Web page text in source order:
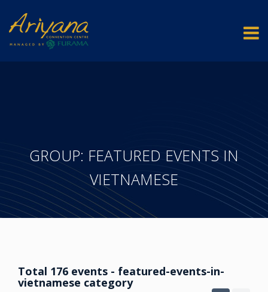
GROUP: FEATURED EVENTS IN
VIETNAMESE
Total 176 events - featured-events-in-
vietnamese category